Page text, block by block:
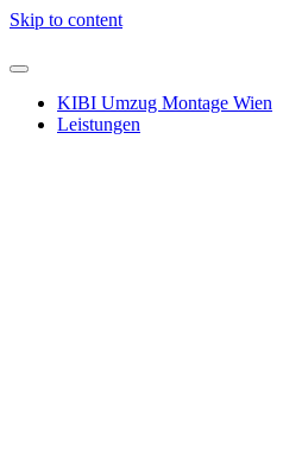
Skip to content
KIBI Umzug Montage Wien
Leistungen